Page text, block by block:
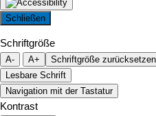
Schließen
Schriftgröße
A- A+
Schriftgröße zurücksetzen
Lesbare Schrift
Navigation mit der Tastatur
Kontrast